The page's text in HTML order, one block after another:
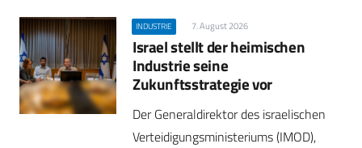
INDUSTRIE 7. August 2026
Israel stellt der heimischen
Industrie seine
Zukunftsstrategie vor
Der Generaldirektor des israelischen
Verteidigungsministeriums (IMOD),